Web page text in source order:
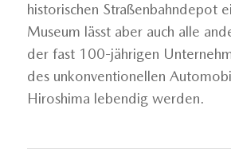
historischen Straßenbahndepot
Museum lässt aber auch alle
der fast 100-jährigen
des unkonventionellen
Hiroshima lebendig werden.